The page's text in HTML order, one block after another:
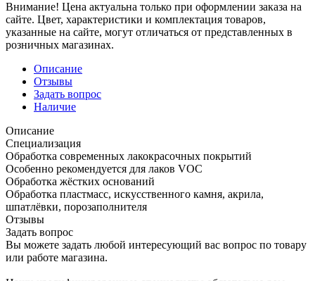
Внимание! Цена актуальна только при оформлении заказа на
сайте. Цвет, характеристики и комплектация товаров,
указанные на сайте, могут отличаться от представленных в
розничных магазинах.
Описание
Отзывы
Задать вопрос
Наличие
Описание
Специализация
Обработка современных лакокрасочных покрытий
Особенно рекомендуется для лаков VOC
Обработка жёстких оснований
Обработка пластмасс, искусственного камня, акрила,
шпатлёвки, порозаполнителя
Отзывы
Задать вопрос
Вы можете задать любой интересующий вас вопрос по товару
или работе магазина.